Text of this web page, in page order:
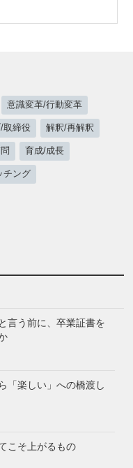
意識変革/行動変革
取締役 解釈/再解釈
育成/成長
チング
言う前に、卒業証書を
「楽しい」への橋渡し
こそ上がるもの